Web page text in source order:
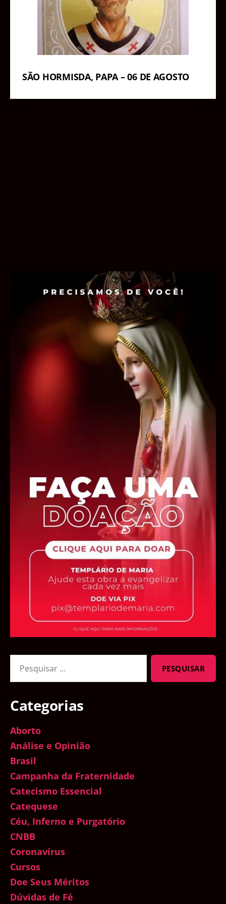
SÃO HORMISDA, PAPA – 06 DE AGOSTO
por:
Categorias
Aborto
Análise e Opinião
Brasil
Campanha da Fraternidade
Catecismo Essencial
Catequese
Céu, Inferno e Purgatório
CNBB
Coronavírus
Cursos
Doe Seus Méritos
Dúvidas de Fé